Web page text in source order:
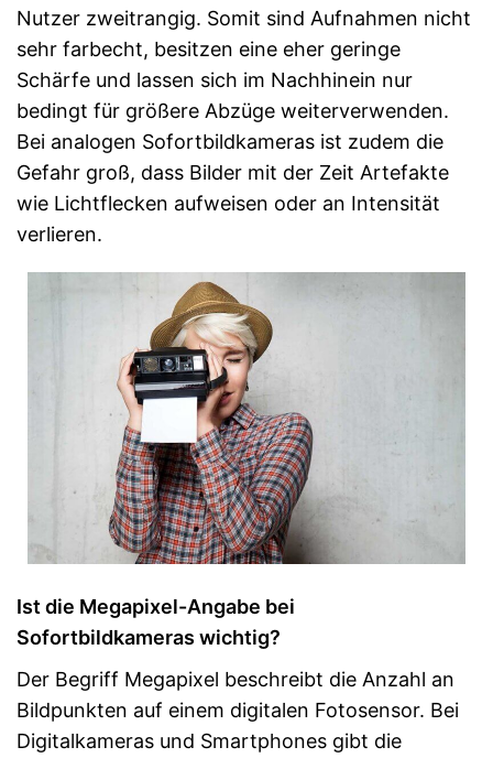
Nutzer zweitrangig. Somit sind Aufnahmen nicht
sehr farbecht, besitzen eine eher geringe
Schärfe und lassen sich im Nachhinein nur
bedingt für größere Abzüge weiterverwenden.
Bei analogen Sofortbildkameras ist zudem die
Gefahr groß, dass Bilder mit der Zeit Artefakte
wie Lichtflecken aufweisen oder an Intensität
verlieren.
Ist die Megapixel-Angabe bei
Sofortbildkameras wichtig?
Der Begriff Megapixel beschreibt die Anzahl an
Bildpunkten auf einem digitalen Fotosensor. Bei
Digitalkameras und Smartphones gibt die